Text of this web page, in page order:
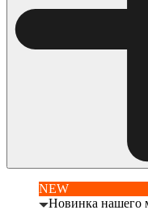
NEW
Новинка нашего